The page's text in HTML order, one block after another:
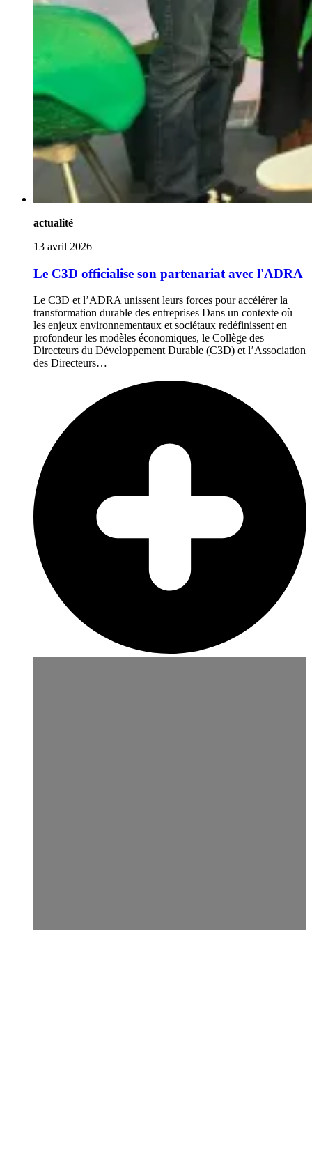
actualité
13 avril 2026
Le C3D officialise son partenariat avec l'ADRA
Le C3D et l’ADRA unissent leurs forces pour accélérer la
transformation durable des entreprises Dans un contexte où
les enjeux environnementaux et sociétaux redéfinissent en
profondeur les modèles économiques, le Collège des
Directeurs du Développement Durable (C3D) et l’Association
des Directeurs…